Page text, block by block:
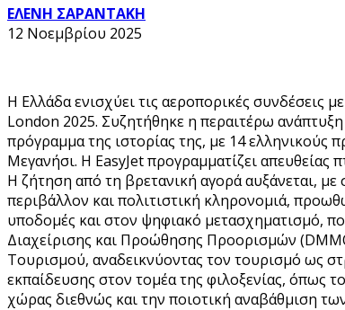
ΕΛΕΝΗ ΣΑΡΑΝΤΑΚΗ
12 Νοεμβρίου 2025
Η Ελλάδα ενισχύει τις αεροπορικές
London 2025. Συζητήθηκε η περαιτέρω
πρόγραμμα της ιστορίας της, με 14 ελληνικούς
Μεγανήσι. Η EasyJet προγραμματίζει απευθείας
Η ζήτηση από τη βρετανική αγορά αυξάνεται,
περιβάλλον και πολιτιστική κληρονομιά,
υποδομές και στον ψηφιακό μετασχηματισμό,
Διαχείρισης και Προώθησης Προορισμών
Τουρισμού, αναδεικνύοντας τον τουρισμό ως
εκπαίδευσης στον τομέα της φιλοξενίας, όπως
χώρας διεθνώς και την ποιοτική αναβάθμιση